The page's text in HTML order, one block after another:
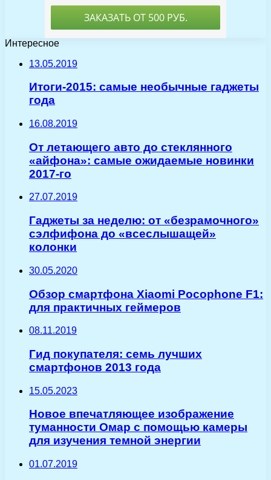
Интересное
13.05.2019
Итоги-2015: самые необычные гаджеты
года
16.08.2019
От летающего авто до стеклянного
«айфона»: самые ожидаемые новинки
2017-го
27.07.2019
Гаджеты за неделю: от «безрамочного»
сэлфифона до «всеслышащей»
колонки
30.05.2020
Обзор смартфона Xiaomi Pocophone F1:
для практичных геймеров
08.11.2019
Гид покупателя: семь лучших
смартфонов 2013 года
15.05.2023
Новое впечатляющее изображение
туманности Омар с помощью камеры
для изучения темной энергии
01.07.2019